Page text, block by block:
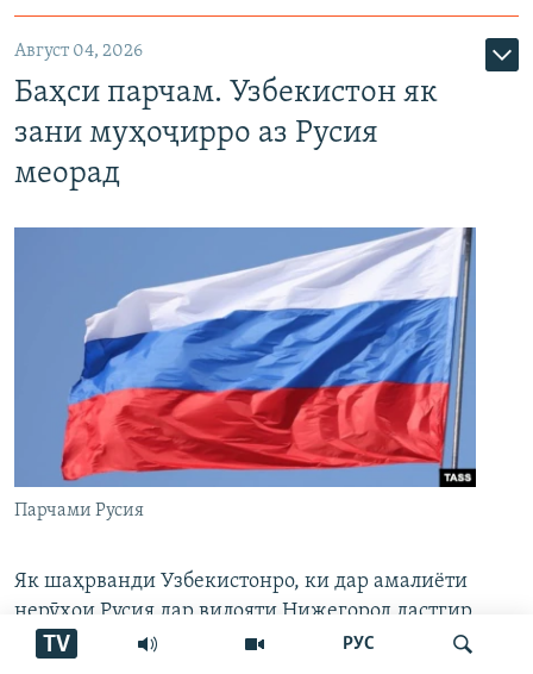
РУС
TV
Август 04, 2026
Баҳси парчам. Узбекистон як
зани муҳоҷирро аз Русия
меорад
Парчами Русия
Як шаҳрванди Узбекистонро, ки дар амалиёти
нерӯҳои Русия дар вилояти Нижегород дастгир
шудааст, ба зодгоҳаш меоранд.